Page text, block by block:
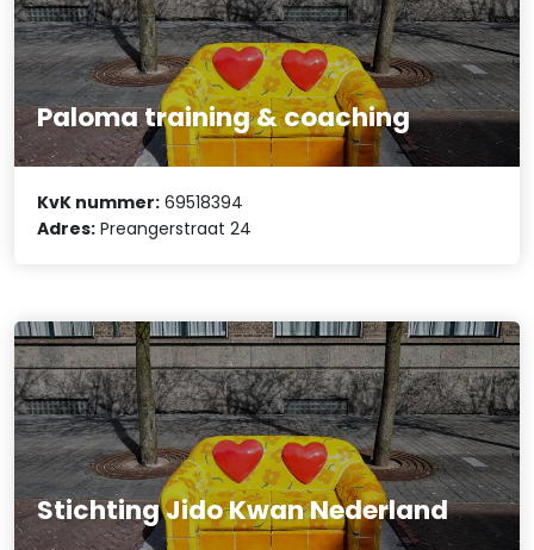
Paloma training & coaching
KvK nummer: 69518394
Adres: Preangerstraat 24
Stichting Jido Kwan Nederland